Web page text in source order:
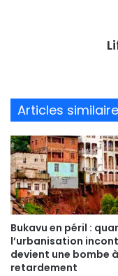
Articles
Bukavu en péril :
l’urbanisation
devient une bombe à
retardement